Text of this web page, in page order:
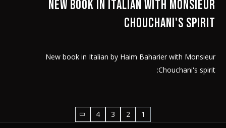
New book in Italian with Monsieur
Chouchani's spirit
New book in Italian by Haim Baharier with Monsieur
Chouchani's spirit:
1
2
3
4